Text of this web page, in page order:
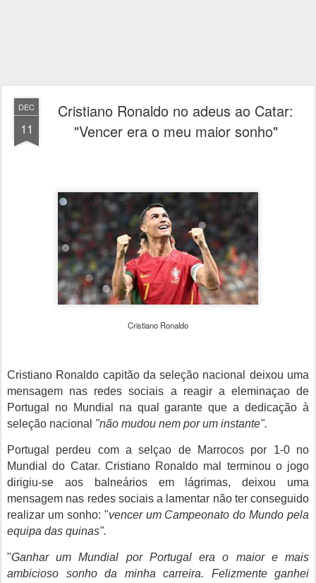
DEC
11
Cristiano Ronaldo no adeus ao Catar:
"Vencer era o meu maior sonho"
Cristiano Ronaldo
Cristiano Ronaldo capitão da seleção nacional deixou uma
mensagem nas redes sociais a reagir a eleminaçao de
Portugal no Mundial na qual garante que a dedicação à
seleção nacional "não mudou nem por um instante".
Portugal perdeu com a selçao de Marrocos por 1-0 no
Mundial do Catar. Cristiano Ronaldo mal terminou o jogo
dirigiu-se aos balneários em lágrimas, deixou uma
mensagem nas redes sociais a lamentar não ter conseguido
realizar um sonho: "vencer um Campeonato do Mundo pela
equipa das quinas".
"Ganhar um Mundial por Portugal era o maior e mais
ambicioso sonho da minha carreira. Felizmente ganhei